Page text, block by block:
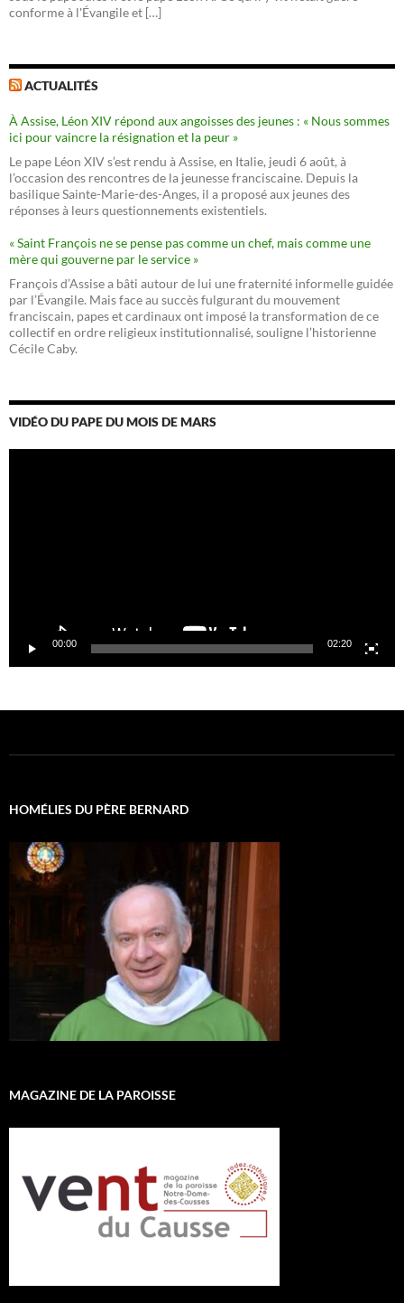
conforme à l'Évangile et […]
ACTUALITÉS
À Assise, Léon XIV répond aux angoisses des jeunes : « Nous sommes
ici pour vaincre la résignation et la peur »
Le pape Léon XIV s’est rendu à Assise, en Italie, jeudi 6 août, à
l’occasion des rencontres de la jeunesse franciscaine. Depuis la
basilique Sainte-Marie-des-Anges, il a proposé aux jeunes des
réponses à leurs questionnements existentiels.
« Saint François ne se pense pas comme un chef, mais comme une
mère qui gouverne par le service »
François d’Assise a bâti autour de lui une fraternité informelle guidée
par l’Évangile. Mais face au succès fulgurant du mouvement
franciscain, papes et cardinaux ont imposé la transformation de ce
collectif en ordre religieux institutionnalisé, souligne l’historienne
Cécile Caby.
VIDÉO DU PAPE DU MOIS DE MARS
00:00 02:20
HOMÉLIES DU PÈRE BERNARD
MAGAZINE DE LA PAROISSE